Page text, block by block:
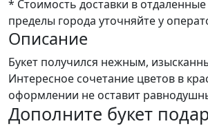
* Стоимость доставки в
пределы города уточняйте у
Описание
Букет получился нежным,
Интересное сочетание цветов в
оформлении не оставит
Дополните букет